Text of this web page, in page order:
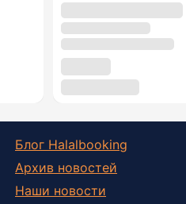
Блог Halalbooking
Архив новостей
Наши новости